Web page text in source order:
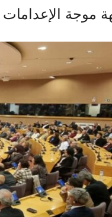
موجة